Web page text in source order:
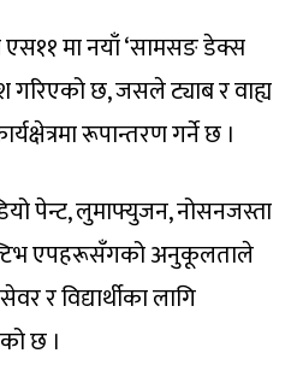
एस११ मा नयाँ ‘सामसङ डेक्स
गरिएको छ, जसले ट्याब र वाह्य
रूपान्तरण गर्ने छ ।
पेन्ट, लुमाफ्युजन, नोसनजस्ता
एपहरूसँगको अनुकूलताले
र विद्यार्थीका लागि
छ ।